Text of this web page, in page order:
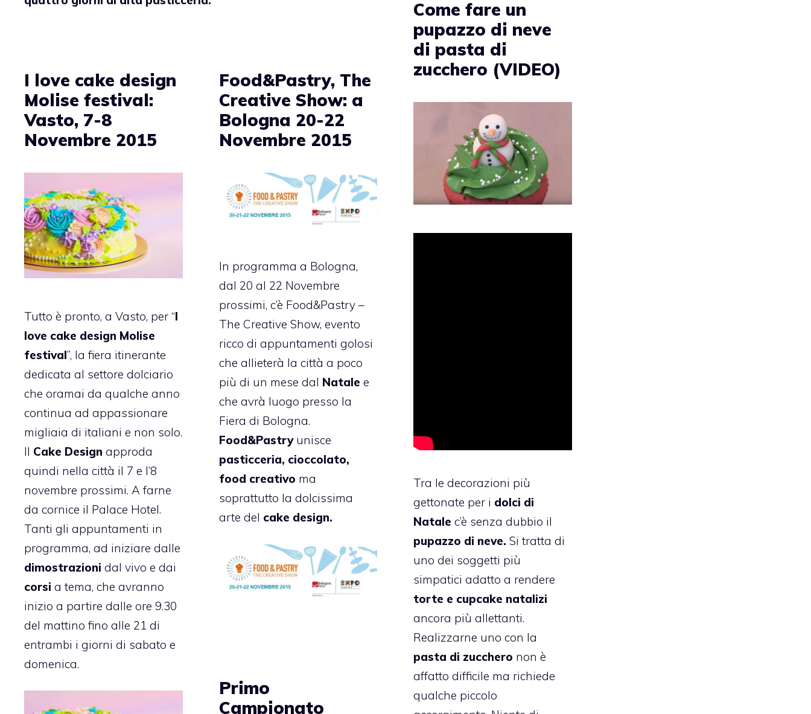
Come fare un
pupazzo di neve
di pasta di
zucchero (VIDEO)
Tra le decorazioni più
gettonate per i dolci di
Natale c’è senza dubbio il
pupazzo di neve. Si tratta di
uno dei soggetti più
simpatici adatto a rendere
torte e cupcake natalizi
ancora più allettanti.
Realizzarne uno con la
pasta di zucchero non è
affatto difficile ma richiede
qualche piccolo
I love cake design
Molise festival:
Vasto, 7-8
Novembre 2015
Tutto è pronto, a Vasto, per “I
love cake design Molise
festival”, la fiera itinerante
dedicata al settore dolciario
che oramai da qualche anno
continua ad appassionare
migliaia di italiani e non solo.
Il Cake Design approda
quindi nella città il 7 e l’8
novembre prossimi. A farne
da cornice il Palace Hotel.
Tanti gli appuntamenti in
programma, ad iniziare dalle
dimostrazioni dal vivo e dai
corsi a tema, che avranno
inizio a partire dalle ore 9.30
del mattino fino alle 21 di
entrambi i giorni di sabato e
domenica.
Food&Pastry, The
Creative Show: a
Bologna 20-22
Novembre 2015
In programma a Bologna,
dal 20 al 22 Novembre
prossimi, c’è Food&Pastry –
The Creative Show, evento
ricco di appuntamenti golosi
che allieterà la città a poco
più di un mese dal Natale e
che avrà luogo presso la
Fiera di Bologna.
Food&Pastryunisce
pasticceria, cioccolato,
food creativo ma
soprattutto la dolcissima
arte del cake design.
Primo
Campionato